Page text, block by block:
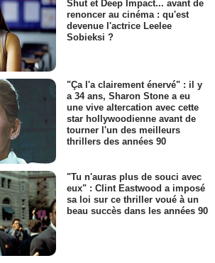
Shut et Deep Impact... avant de
renoncer au cinéma : qu'est
devenue l'actrice Leelee
Sobieksi ?
"Ça l'a clairement énervé" : il y
a 34 ans, Sharon Stone a eu
une vive altercation avec cette
star hollywoodienne avant de
tourner l'un des meilleurs
thrillers des années 90
"Tu n'auras plus de souci avec
eux" : Clint Eastwood a imposé
sa loi sur ce thriller voué à un
beau succès dans les années 90